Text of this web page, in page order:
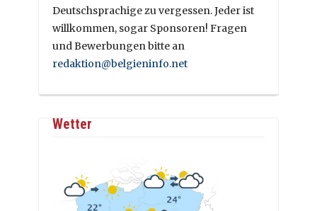
Deutschsprachige zu vergessen. Jeder ist
willkommen, sogar Sponsoren! Fragen
und Bewerbungen bitte an
redaktion@belgieninfo.net
Wetter